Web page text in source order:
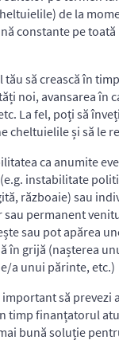
de la
constante pe
tău să crească în
noi, avansarea în
La fel, poți să
cheltuielile și să le
ca anumite
instabilitate
războaie) sau
permanent
sau pot apărea
în grijă (nașterea
a unui părinte, etc.)
să prevezi
timp finanțatorul
bună soluție